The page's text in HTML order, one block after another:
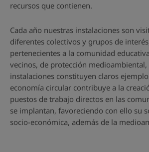
recursos que contienen.
Cada año nuestras instalaciones son
diferentes colectivos y grupos de
pertenecientes a la comunidad
vecinos, de protección medioambiental,
instalaciones constituyen claros
economía circular contribuye a la
puestos de trabajo directos en las
se implantan, favoreciendo con ello su
socio-económica, además de la